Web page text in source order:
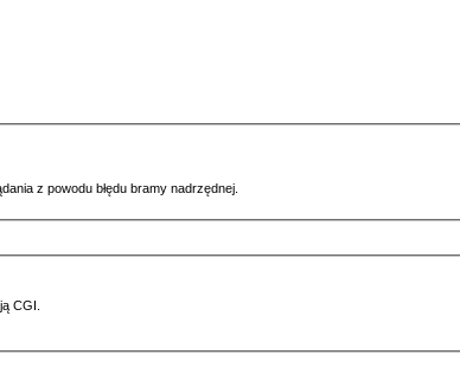
z powodu błędu bramy nadrzędnej.
CGI.